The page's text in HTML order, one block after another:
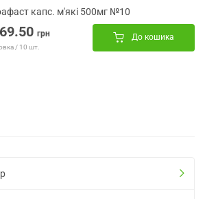
капс. м'які 500мг №10
69.50 грн
/ 10 шт.
До кошика